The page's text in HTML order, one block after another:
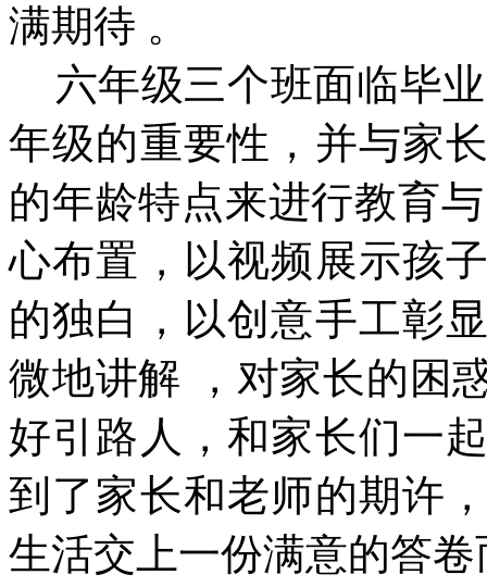
满期待 。
六年级三个班面临毕
年级的重要性，并与家
的年龄特点来进行教育
心布置，以视频展示孩
的独白，以创意手工彰
微地讲解 ，对家长的困
好引路人，和家长们一
到了家长和老师的期许
生活交上一份满意的答